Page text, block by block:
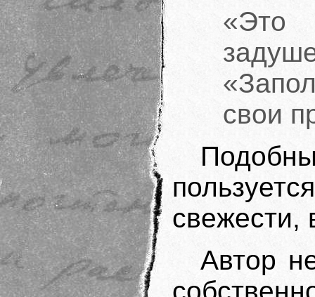
свои
свежести,
Автор